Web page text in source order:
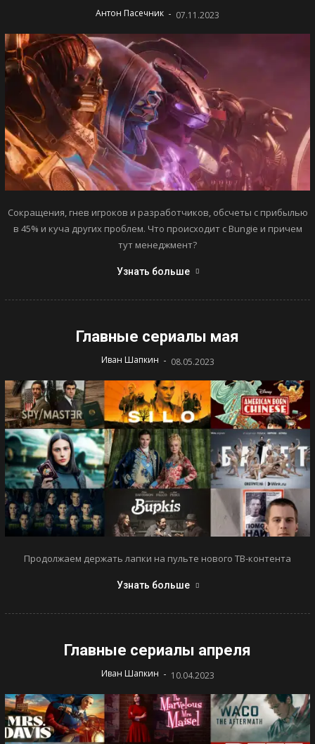
Антон Пасечник - 07.11.2023
Сокращения, гнев игроков и разработчиков, обсчеты с прибылью
в 45% и куча других проблем. Что происходит с Bungie и причем
тут менеджмент?
Узнать больше
Главные сериалы мая
Иван Шапкин - 08.05.2023
Продолжаем держать лапки на пульте нового ТВ-контента
Узнать больше
Главные сериалы апреля
Иван Шапкин - 10.04.2023